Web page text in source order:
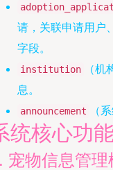
请，关联申请用户
字段。
institution
（
息。
announcement （
统核心功
宠物信息管理